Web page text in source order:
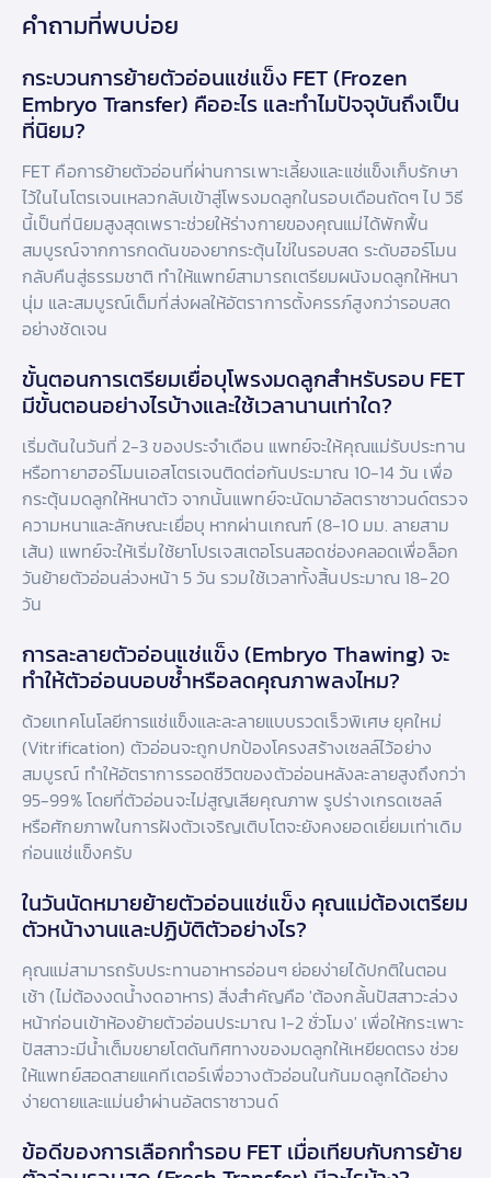
คำถามที่พบบ่อย
กระบวนการย้ายตัวอ่อนแช่แข็ง FET (Frozen
Embryo Transfer) คืออะไร และทำไมปัจจุบันถึงเป็น
ที่นิยม?
FET คือการย้ายตัวอ่อนที่ผ่านการเพาะเลี้ยงและแช่แข็งเก็บรักษา
ไว้ในไนโตรเจนเหลวกลับเข้าสู่โพรงมดลูกในรอบเดือนถัดๆ ไป วิธี
นี้เป็นที่นิยมสูงสุดเพราะช่วยให้ร่างกายของคุณแม่ได้พักฟื้น
สมบูรณ์จากการกดดันของยากระตุ้นไข่ในรอบสด ระดับฮอร์โมน
กลับคืนสู่ธรรมชาติ ทำให้แพทย์สามารถเตรียมผนังมดลูกให้หนา
นุ่ม และสมบูรณ์เต็มที่ส่งผลให้อัตราการตั้งครรภ์สูงกว่ารอบสด
อย่างชัดเจน
ขั้นตอนการเตรียมเยื่อบุโพรงมดลูกสำหรับรอบ FET
มีขั้นตอนอย่างไรบ้างและใช้เวลานานเท่าใด?
เริ่มต้นในวันที่ 2-3 ของประจำเดือน แพทย์จะให้คุณแม่รับประทาน
หรือทายาฮอร์โมนเอสโตรเจนติดต่อกันประมาณ 10-14 วัน เพื่อ
กระตุ้นมดลูกให้หนาตัว จากนั้นแพทย์จะนัดมาอัลตราซาวนด์ตรวจ
ความหนาและลักษณะเยื่อบุ หากผ่านเกณฑ์ (8-10 มม. ลายสาม
เส้น) แพทย์จะให้เริ่มใช้ยาโปรเจสเตอโรนสอดช่องคลอดเพื่อล็อก
วันย้ายตัวอ่อนล่วงหน้า 5 วัน รวมใช้เวลาทั้งสิ้นประมาณ 18-20
วัน
การละลายตัวอ่อนแช่แข็ง (Embryo Thawing) จะ
ทำให้ตัวอ่อนบอบช้ำหรือลดคุณภาพลงไหม?
ด้วยเทคโนโลยีการแช่แข็งและละลายแบบรวดเร็วพิเศษ ยุคใหม่
(Vitrification) ตัวอ่อนจะถูกปกป้องโครงสร้างเซลล์ไว้อย่าง
สมบูรณ์ ทำให้อัตราการรอดชีวิตของตัวอ่อนหลังละลายสูงถึงกว่า
95-99% โดยที่ตัวอ่อนจะไม่สูญเสียคุณภาพ รูปร่างเกรดเซลล์
หรือศักยภาพในการฝังตัวเจริญเติบโตจะยังคงยอดเยี่ยมเท่าเดิม
ก่อนแช่แข็งครับ
ในวันนัดหมายย้ายตัวอ่อนแช่แข็ง คุณแม่ต้องเตรียม
ตัวหน้างานและปฏิบัติตัวอย่างไร?
คุณแม่สามารถรับประทานอาหารอ่อนๆ ย่อยง่ายได้ปกติในตอน
เช้า (ไม่ต้องงดน้ำงดอาหาร) สิ่งสำคัญคือ 'ต้องกลั้นปัสสาวะล่วง
หน้าก่อนเข้าห้องย้ายตัวอ่อนประมาณ 1-2 ชั่วโมง' เพื่อให้กระเพาะ
ปัสสาวะมีน้ำเต็มขยายโตดันทิศทางของมดลูกให้เหยียดตรง ช่วย
ให้แพทย์สอดสายแคทีเตอร์เพื่อวางตัวอ่อนในก้นมดลูกได้อย่าง
ง่ายดายและแม่นยำผ่านอัลตราซาวนด์
ข้อดีของการเลือกทำรอบ FET เมื่อเทียบกับการย้าย